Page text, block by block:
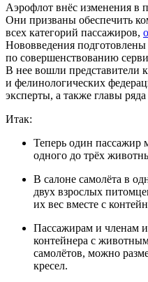
Аэрофлот внёс изменения в
Они призваны обеспечить
всех категорий пассажиров,
Нововведения
по совершенствованию
В нее вошли представители
и фелинологических
эксперты, а также главы
Итак:
Теперь один пассажир
одного до трёх
В салоне самолёта в
двух взрослых
их вес вместе с
Пассажирам и членам
контейнера с
самолётов, можно
кресел.